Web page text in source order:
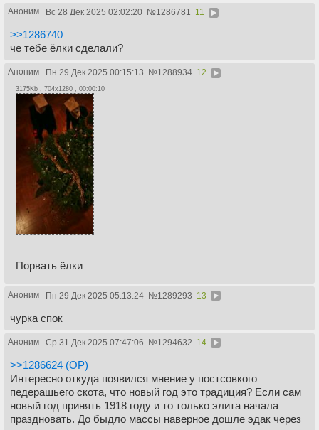
Аноним Вс 28 Дек 2025 02:02:20 №1286781 11
>>1286740
че тебе ёлки сделали?
Аноним Пн 29 Дек 2025 00:15:13 №1288934 12
3175Kb , 704x1280 , 00:00:10
Порвать ёлки
Аноним Пн 29 Дек 2025 05:13:24 №1289293 13
чурка спок
Аноним Ср 31 Дек 2025 07:47:06 №1294632 14
>>1286624 (OP)
Интересно откуда появился мнение у постсовкого
педерашьего скота, что новый год это традиция? Если сам
новый год принять 1918 году и то только элита начала
праздновать. До быдло массы наверное дошле эдак через